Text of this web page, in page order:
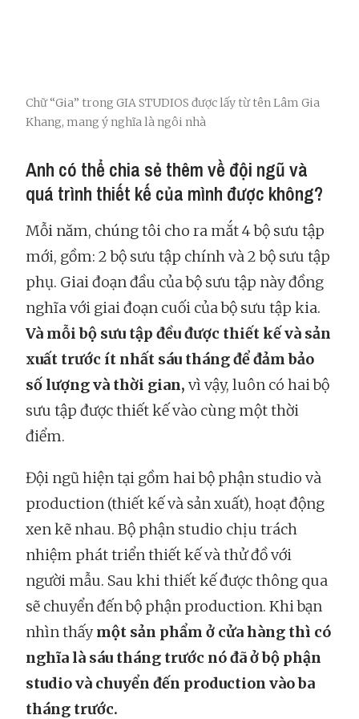
Chữ “Gia” trong GIA STUDIOS được lấy từ tên Lâm Gia
Khang, mang ý nghĩa là ngôi nhà
Anh có thể chia sẻ thêm về đội ngũ và
quá trình thiết kế của mình được không?
Mỗi năm, chúng tôi cho ra mắt 4 bộ sưu tập
mới, gồm: 2 bộ sưu tập chính và 2 bộ sưu tập
phụ. Giai đoạn đầu của bộ sưu tập này đồng
nghĩa với giai đoạn cuối của bộ sưu tập kia.
Và mỗi bộ sưu tập đều được thiết kế và sản
xuất trước ít nhất sáu tháng để đảm bảo
số lượng và thời gian, vì vậy, luôn có hai bộ
sưu tập được thiết kế vào cùng một thời
điểm.
Đội ngũ hiện tại gồm hai bộ phận studio và
production (thiết kế và sản xuất), hoạt động
xen kẽ nhau. Bộ phận studio chịu trách
nhiệm phát triển thiết kế và thử đồ với
người mẫu. Sau khi thiết kế được thông qua
sẽ chuyển đến bộ phận production. Khi bạn
nhìn thấymột sản phẩm ở cửa hàng thì có
nghĩa là sáu tháng trước nó đã ở bộ phận
studio và chuyển đến production vào ba
tháng trước.